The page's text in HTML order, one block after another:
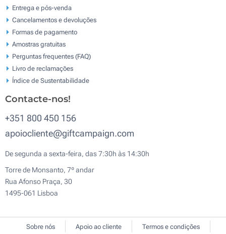
Entrega e pós-venda
Cancelamentos e devoluções
Formas de pagamento
Amostras gratuitas
Perguntas frequentes (FAQ)
Livro de reclamaçōes
Índice de Sustentabilidade
Contacte-nos!
+351 800 450 156
apoiocliente@giftcampaign.com
De segunda a sexta-feira, das 7:30h às 14:30h
Torre de Monsanto, 7º andar
Rua Afonso Praça, 30
1495-061 Lisboa
Sobre nós Apoio ao cliente Termos e condições